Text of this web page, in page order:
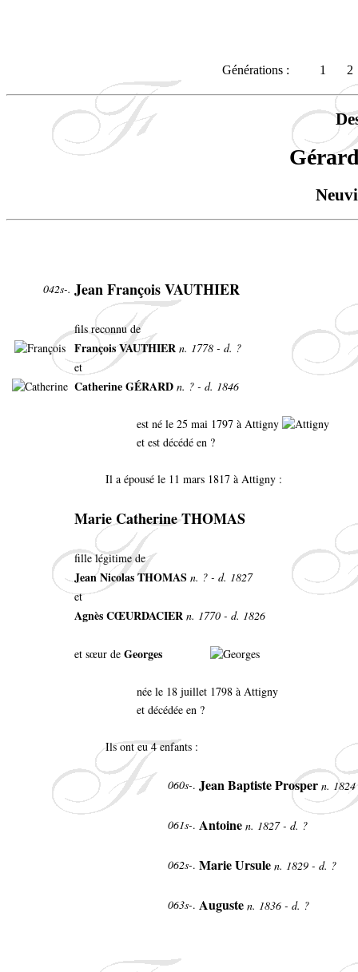
Générations : 1 2
042s-. Jean François VAUTHIER
fils reconnu de
François VAUTHIER n. 1778 - d. ?
et
Catherine GÉRARD n. ? - d. 1846
est né le 25 mai 1797 à Attigny
et est décédé en ?
Il a épousé le 11 mars 1817 à Attigny :
Marie Catherine THOMAS
fille légitime de
Jean Nicolas THOMAS n. ? - d. 1827
et
Agnès CŒURDACIER n. 1770 - d. 1826
et sœur de Georges
née le 18 juillet 1798 à Attigny
et décédée en ?
Ils ont eu 4 enfants :
060s-. Jean Baptiste Prosper n.
061s-. Antoine n. 1827 - d. ?
062s-. Marie Ursule n. 1829 - d. ?
063s-. Auguste n. 1836 - d. ?